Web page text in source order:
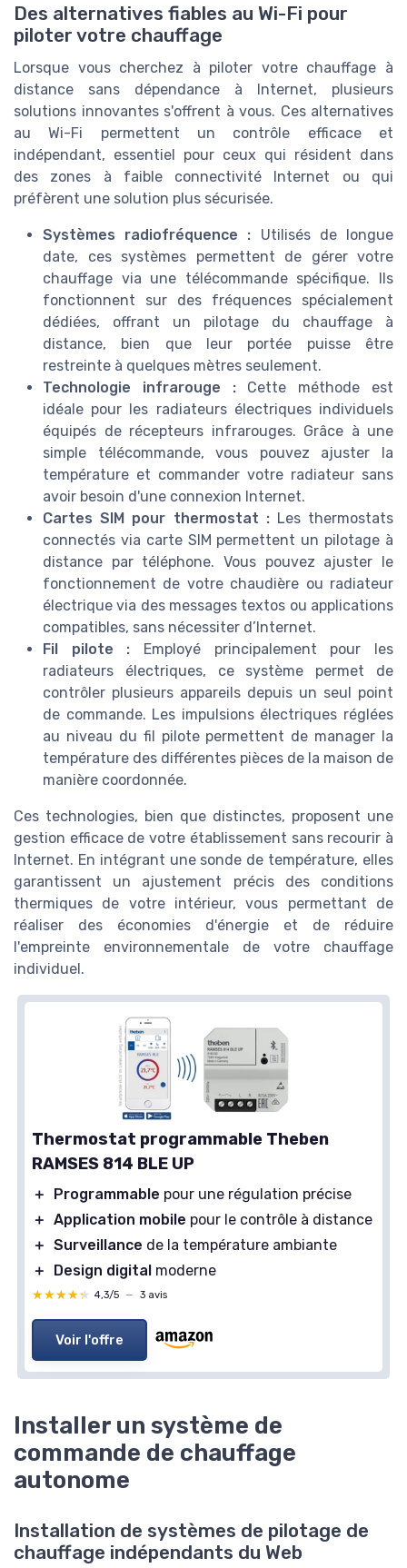
Des alternatives fiables au Wi-Fi pour
piloter votre chauffage
Lorsque vous cherchez à piloter votre chauffage à
distance sans dépendance à Internet, plusieurs
solutions innovantes s'offrent à vous. Ces alternatives
au Wi-Fi permettent un contrôle efficace et
indépendant, essentiel pour ceux qui résident dans
des zones à faible connectivité Internet ou qui
préfèrent une solution plus sécurisée.
Systèmes radiofréquence : Utilisés de longue
date, ces systèmes permettent de gérer votre
chauffage via une télécommande spécifique. Ils
fonctionnent sur des fréquences spécialement
dédiées, offrant un pilotage du chauffage à
distance, bien que leur portée puisse être
restreinte à quelques mètres seulement.
Technologie infrarouge :Cette méthode est
idéale pour les radiateurs électriques individuels
équipés de récepteurs infrarouges. Grâce à une
simple télécommande, vous pouvez ajuster la
température et commander votre radiateur sans
avoir besoin d'une connexion Internet.
Cartes SIM pour thermostat :Les thermostats
connectés via carte SIM permettent un pilotage à
distance par téléphone. Vous pouvez ajuster le
fonctionnement de votre chaudière ou radiateur
électrique via des messages textos ou applications
compatibles, sans nécessiter d’Internet.
Fil pilote : Employé principalement pour les
radiateurs électriques, ce système permet de
contrôler plusieurs appareils depuis un seul point
de commande. Les impulsions électriques réglées
au niveau du fil pilote permettent de manager la
température des différentes pièces de la maison de
manière coordonnée.
Ces technologies, bien que distinctes, proposent une
gestion efficace de votre établissement sans recourir à
Internet. En intégrant une sonde de température, elles
garantissent un ajustement précis des conditions
thermiques de votre intérieur, vous permettant de
réaliser des économies d'énergie et de réduire
l'empreinte environnementale de votre chauffage
individuel.
Thermostat programmable Theben
RAMSES 814 BLE UP
＋ Programmable pour une régulation précise
＋ Application mobile pour le contrôle à distance
＋ Surveillance de la température ambiante
＋
Design digital moderne
★★★★★
★★★★★ 4,3/5 — 3 avis
Voir l'offre
Installer un système de
commande de chauffage
autonome
Installation de systèmes de pilotage de
chauffage indépendants du Web